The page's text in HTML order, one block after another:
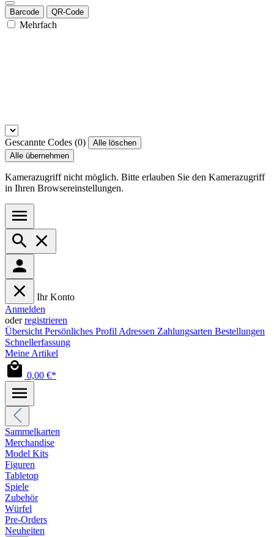
Barcode QR-Code
Mehrfach
Gescannte Codes (0)
Alle löschen
Alle übernehmen
Kamerazugriff nicht möglich. Bitte erlauben Sie den Kamerazugriff
in Ihren Browsereinstellungen.
Ihr Konto
Anmelden
oderregistrieren
Übersicht Persönliches Profil Adressen Zahlungsarten Bestellungen
Schnellerfassung
Meine Artikel
0,00 €*
Sammelkarten
Merchandise
Model Kits
Figuren
Tabletop
Spiele
Zubehör
Würfel
Pre-Orders
Neuheiten